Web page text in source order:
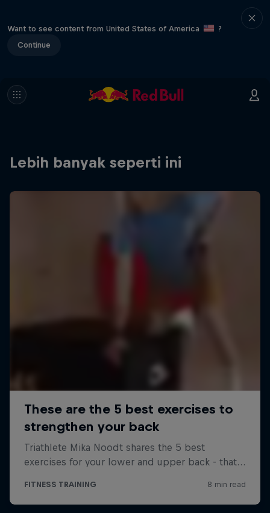
Want to see content from United States of America
?
Continue
Lebih banyak seperti ini